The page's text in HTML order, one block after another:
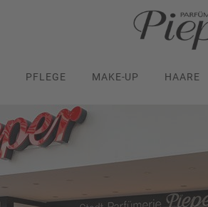
PFLEGE MAKE-UP HAARE